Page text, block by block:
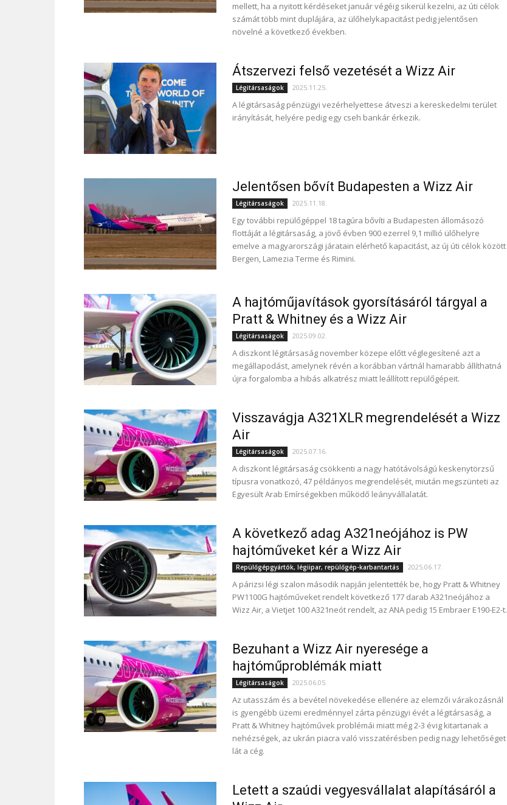
mellett, ha a nyitott kérdéseket január végéig sikerül kezelni, az úti célok
számát több mint duplájára, az ülőhelykapacitást pedig jelentősen
növelné a következő években.
Átszervezi felső vezetését a Wizz Air
Légitársaságok 2025.11.25.
A légitársaság pénzügyi vezérhelyettese átveszi a kereskedelmi terület
irányítását, helyére pedig egy cseh bankár érkezik.
Jelentősen bővít Budapesten a Wizz Air
Légitársaságok 2025.11.18.
Egy további repülőgéppel 18 tagúra bővíti a Budapesten állomásozó
flottáját a légitársaság, a jövő évben 900 ezerrel 9,1 millió ülőhelyre
emelve a magyarországi járatain elérhető kapacitást, az új úti célok között
Bergen, Lamezia Terme és Rimini.
A hajtóműjavítások gyorsításáról tárgyal a
Pratt & Whitney és a Wizz Air
Légitársaságok 2025.09.02.
A diszkont légitársaság november közepe előtt véglegesítené azt a
megállapodást, amelynek révén a korábban vártnál hamarabb állíthatná
újra forgalomba a hibás alkatrész miatt leállított repülőgépeit.
Visszavágja A321XLR megrendelését a Wizz
Air
Légitársaságok 2025.07.16.
A diszkont légitársaság csökkenti a nagy hatótávolságú keskenytörzsű
típusra vonatkozó, 47 példányos megrendelését, miután megszünteti az
Egyesült Arab Emírségekben működő leányvállalatát.
A következő adag A321neójához is PW
hajtóműveket kér a Wizz Air
Repülőgépgyártók, légiipar, repülőgép-karbantartás 2025.06.17.
A párizsi légi szalon második napján jelentették be, hogy Pratt & Whitney
PW1100G hajtóműveket rendelt következő 177 darab A321neójához a
Wizz Air, a Vietjet 100 A321neót rendelt, az ANA pedig 15 Embraer E190-E2-t.
Bezuhant a Wizz Air nyeresége a
hajtóműproblémák miatt
Légitársaságok 2025.06.05.
Az utasszám és a bevétel növekedése ellenére az elemzői várakozásnál
is gyengébb üzemi eredménnyel zárta pénzügyi évét a légitársaság, a
Pratt & Whitney hajtóművek problémái miatt még 2-3 évig kitartanak a
nehézségek, az ukrán piacra való visszatérésben pedig nagy lehetőséget
lát a cég.
Letett a szaúdi vegyesvállalat alapításáról a